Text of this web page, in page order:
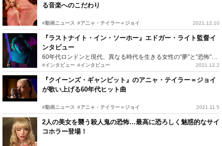
る音楽へのこだわり
#動画ニュース #アニャ・テイラー＝ジョイ 2021.12.10
『ラストナイト・イン・ソーホー』エドガー・ライト監督イ
ンタビュー
#インタビュー #インタビュー 2021.12.2
『クイーンズ・ギャンビット』のアニャ・テイラー＝ジョイ
が歌い上げる60年代ヒット曲
#動画ニュース #アニャ・テイラー＝ジョイ 2021.11.5
2人の美女を襲う殺人鬼の恐怖…最高に恐ろしく魅惑的なサイ
コホラー登場！